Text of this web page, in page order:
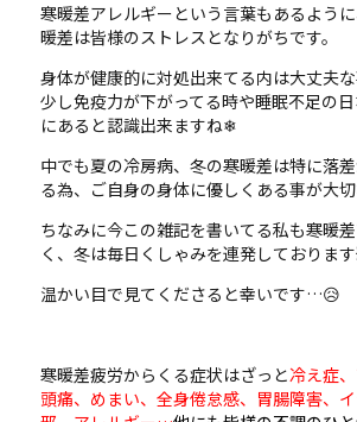
寒暖差アレルギーという言葉もあるよう
暖差は皆様のストレスとなりがちです。
身体が健康的に対処出来てる内は大丈夫な
少し免疫力が下がってる時や睡眠不足の
にあると認識出来ますね❄
中でも夏の冷房病、冬の寒暖差は特に落
る為、ご自身の身体に優しくある事が大
ちなみに今この雑記を書いてる私も寒暖
く、冬は毎日くしゃみを連発しておりま
温かい目で見てくださると幸いです…😥
寒暖差疲労からくる症状はざっと冷え症
頭痛、めまい、全身倦怠感、胃腸障害、